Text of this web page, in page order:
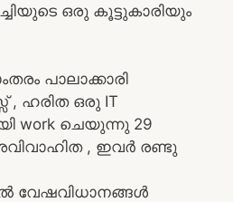
ഒരു കൂട്ടുകാരിയും
പാലാക്കാരി
, ഹരിത ഒരു IT
work ചെയുന്നു 29
, ഇവർ രണ്ടു
വേഷവിധാനങ്ങൾ